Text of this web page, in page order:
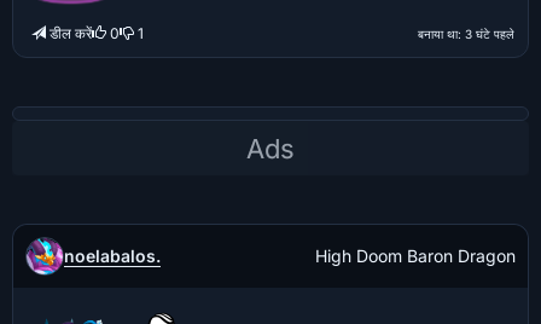
बनाया था: 3 घंटे पहले
डील करें 0 1
noelabalos. High Doom Baron Dragon